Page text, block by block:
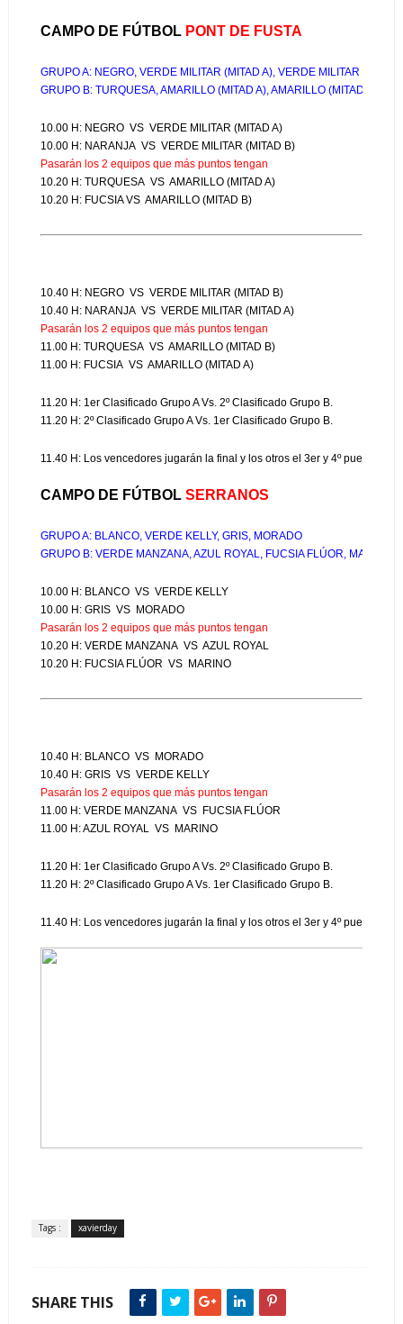
CAMPO DE FÚTBOL PONT DE FUSTA
GRUPO A: NEGRO, VERDE MILITAR (MITAD A), VERDE MILITAR
GRUPO B: TURQUESA, AMARILLO (MITAD A), AMARILLO (MITAD B),
10.00 H: NEGRO  VS  VERDE MILITAR (MITAD A)
10.00 H: NARANJA  VS  VERDE MILITAR (MITAD B)
Pasarán los 2 equipos que más puntos tengan
10.20 H: TURQUESA  VS  AMARILLO (MITAD A)
10.20 H: FUCSIA VS  AMARILLO (MITAD B)
10.40 H: NEGRO  VS  VERDE MILITAR (MITAD B)
10.40 H: NARANJA  VS  VERDE MILITAR (MITAD A)
Pasarán los 2 equipos que más puntos tengan
11.00 H: TURQUESA  VS  AMARILLO (MITAD B)
11.00 H: FUCSIA  VS  AMARILLO (MITAD A)
11.20 H: 1er Clasificado Grupo A Vs. 2º Clasificado Grupo B.
11.20 H: 2º Clasificado Grupo A Vs. 1er Clasificado Grupo B.
11.40 H: Los vencedores jugarán la final y los otros el 3er y 4º puesto.
CAMPO DE FÚTBOL SERRANOS
GRUPO A: BLANCO, VERDE KELLY, GRIS, MORADO
GRUPO B: VERDE MANZANA, AZUL ROYAL, FUCSIA FLÚOR, MARINO
10.00 H: BLANCO  VS  VERDE KELLY
10.00 H: GRIS  VS  MORADO
Pasarán los 2 equipos que más puntos tengan
10.20 H: VERDE MANZANA  VS  AZUL ROYAL
10.20 H: FUCSIA FLÚOR  VS  MARINO
10.40 H: BLANCO  VS  MORADO
10.40 H: GRIS  VS  VERDE KELLY
Pasarán los 2 equipos que más puntos tengan
11.00 H: VERDE MANZANA  VS  FUCSIA FLÚOR
11.00 H: AZUL ROYAL  VS  MARINO
11.20 H: 1er Clasificado Grupo A Vs. 2º Clasificado Grupo B.
11.20 H: 2º Clasificado Grupo A Vs. 1er Clasificado Grupo B.
11.40 H: Los vencedores jugarán la final y los otros el 3er y 4º puesto.
Tags : xavierday
SHARE THIS